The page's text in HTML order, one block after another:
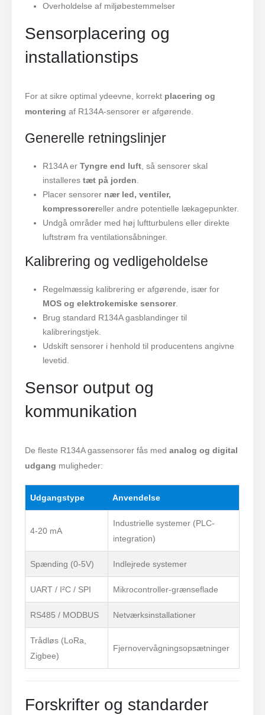
Overholdelse af miljøbestemmelser
Sensorplacering og
installationstips
For at sikre optimal ydeevne, korrekt placering og
montering af R134A-sensorer er afgørende.
Generelle retningslinjer
R134A er Tyngre end luft, så sensorer skal
installeres tæt på jorden.
Placer sensorer nær led, ventiler,
kompressorereller andre potentielle lækagepunkter.
Undgå områder med høj luftturbulens eller direkte
luftstrøm fra ventilationsåbninger.
Kalibrering og vedligeholdelse
Regelmæssig kalibrering er afgørende, især for
MOS og elektrokemiske sensorer.
Brug standard R134A gasblandinger til
kalibreringstjek.
Udskift sensorer i henhold til producentens angivne
levetid.
Sensor output og
kommunikation
De fleste R134A gassensorer fås medanalog og digital
udgang muligheder:
Udgangstype Anvendelse
4-20 mA
Industrielle systemer (PLC-
integration)
Spænding (0-5V) Indlejrede systemer
UART / I²C / SPI Mikrocontroller-grænseflade
RS485 / MODBUS Netværksinstallationer
Trådløs (LoRa,
Zigbee)
Fjernovervågningsopsætninger
Forskrifter og standarder